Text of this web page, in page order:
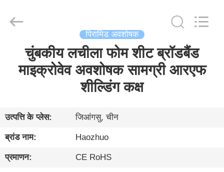
हमारे
बारे
में
पिरामिड अवशोषक
चुंबकीय लचीला फोम शीट ब्रॉडबैंड
माइक्रोवेव अवशोषक सामग्री आरएफ
शील्डिंग कक्ष
उत्पत्ति के प्लेस: जिआंगसु, चीन
ब्रांड नाम: Haozhuo
प्रमाणन: CE RoHS